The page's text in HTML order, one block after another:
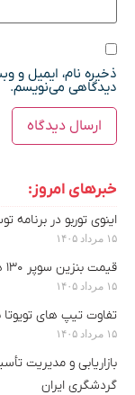
ذخیره نام، ایمیل و
دیدگاهی می‌نویسم.
خبرهای امروز:
اینوی توربو در برنامه
۱۵ مرداد ۱۴۰۵
قیمت بنزین سوپر ۱۳۰ هزار تومانی شد
۱۵ مرداد ۱۴۰۵
تفاوت تیپ های تویوتا bZ5 انرژی موتور آسیا
۱۵ مرداد ۱۴۰۵
بازاریابی و مدیریت
گردشگری ایران